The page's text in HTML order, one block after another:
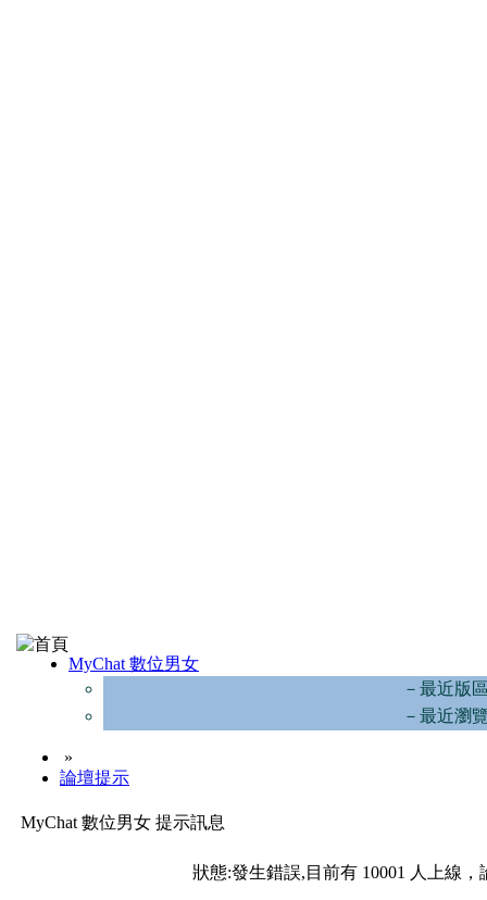
MyChat 數位男女
－最近版
－最近瀏
»
論壇提示
MyChat 數位男女 提示訊息
狀態:發生錯誤,目前有 10001 人上線